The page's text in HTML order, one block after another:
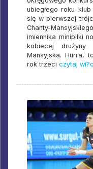
ubiegłego roku
się w pierwszej
Chanty-
imiennika minipiłki
kobiecej
Mansyjska. Hurra,
rok trzeci czytaj